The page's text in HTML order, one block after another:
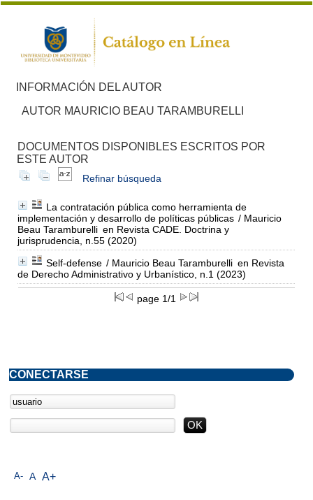
INFORMACIÓN DEL AUTOR
AUTOR MAURICIO BEAU TARAMBURELLI
DOCUMENTOS DISPONIBLES ESCRITOS POR
ESTE AUTOR
Refinar búsqueda
La contratación pública como herramienta de
implementación y desarrollo de políticas públicas / Mauricio
Beau Taramburelli en Revista CADE. Doctrina y
jurisprudencia, n.55 (2020)
Self-defense / Mauricio Beau Taramburelli en Revista
de Derecho Administrativo y Urbanístico, n.1 (2023)
page 1/1
A- A A+
CONECTARSE